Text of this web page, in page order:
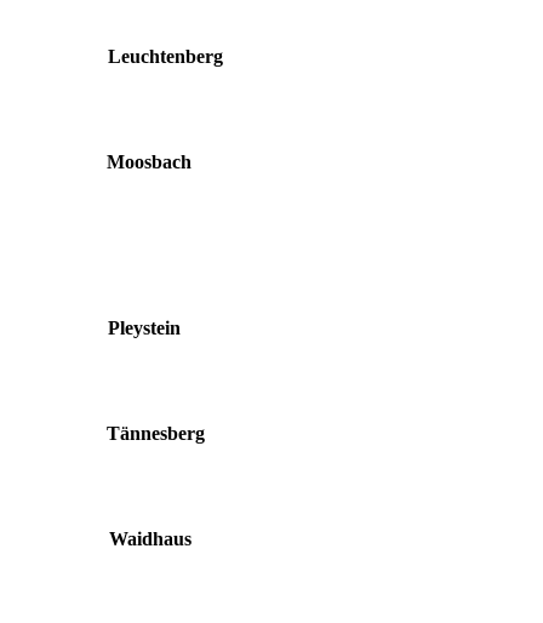
Leuchtenberg
Moosbach
Pleystein
Tännesberg
Waidhaus